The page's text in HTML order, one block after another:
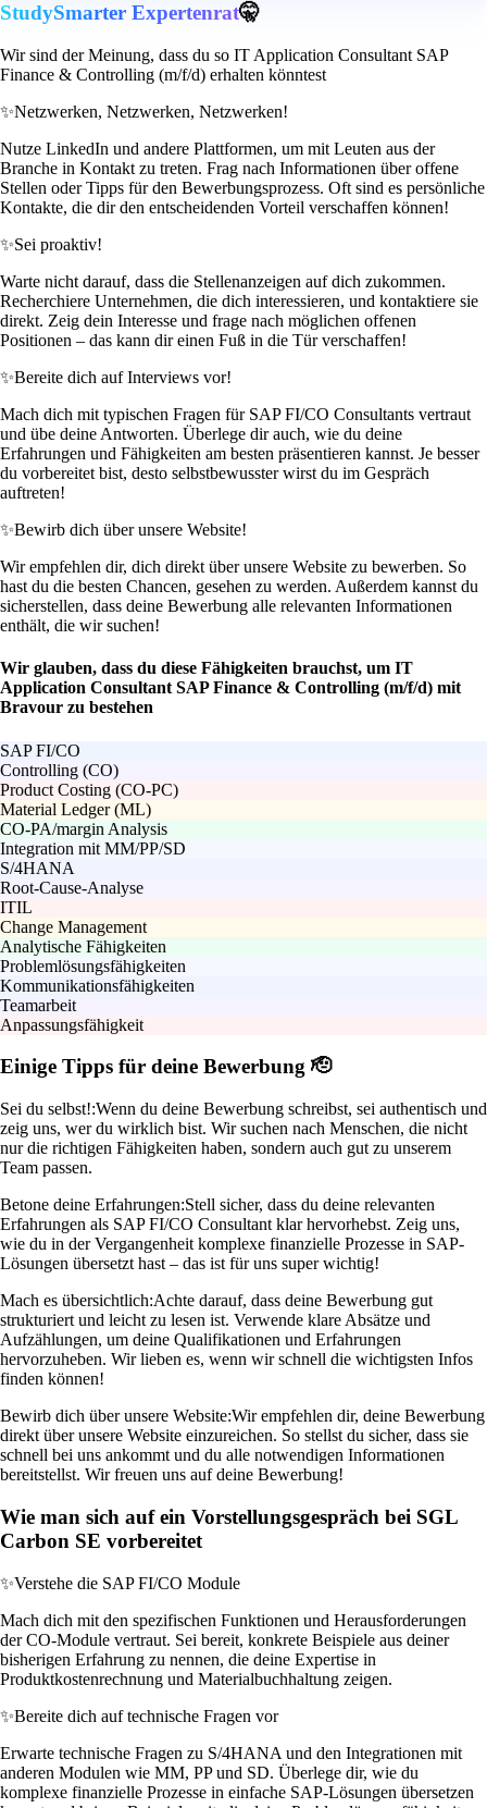
StudySmarter Expertenrat🤫
Wir sind der Meinung, dass du so IT Application Consultant SAP
Finance & Controlling (m/f/d) erhalten könntest
✨Netzwerken, Netzwerken, Netzwerken!
Nutze LinkedIn und andere Plattformen, um mit Leuten aus der
Branche in Kontakt zu treten. Frag nach Informationen über offene
Stellen oder Tipps für den Bewerbungsprozess. Oft sind es persönliche
Kontakte, die dir den entscheidenden Vorteil verschaffen können!
✨Sei proaktiv!
Warte nicht darauf, dass die Stellenanzeigen auf dich zukommen.
Recherchiere Unternehmen, die dich interessieren, und kontaktiere sie
direkt. Zeig dein Interesse und frage nach möglichen offenen
Positionen – das kann dir einen Fuß in die Tür verschaffen!
✨Bereite dich auf Interviews vor!
Mach dich mit typischen Fragen für SAP FI/CO Consultants vertraut
und übe deine Antworten. Überlege dir auch, wie du deine
Erfahrungen und Fähigkeiten am besten präsentieren kannst. Je besser
du vorbereitet bist, desto selbstbewusster wirst du im Gespräch
auftreten!
✨Bewirb dich über unsere Website!
Wir empfehlen dir, dich direkt über unsere Website zu bewerben. So
hast du die besten Chancen, gesehen zu werden. Außerdem kannst du
sicherstellen, dass deine Bewerbung alle relevanten Informationen
enthält, die wir suchen!
Wir glauben, dass du diese Fähigkeiten brauchst, um IT
Application Consultant SAP Finance & Controlling (m/f/d) mit
Bravour zu bestehen
SAP FI/CO
Controlling (CO)
Product Costing (CO-PC)
Material Ledger (ML)
CO-PA/margin Analysis
Integration mit MM/PP/SD
S/4HANA
Root-Cause-Analyse
ITIL
Change Management
Analytische Fähigkeiten
Problemlösungsfähigkeiten
Kommunikationsfähigkeiten
Teamarbeit
Anpassungsfähigkeit
Einige Tipps für deine Bewerbung 🫡
Sei du selbst!:Wenn du deine Bewerbung schreibst, sei authentisch und
zeig uns, wer du wirklich bist. Wir suchen nach Menschen, die nicht
nur die richtigen Fähigkeiten haben, sondern auch gut zu unserem
Team passen.
Betone deine Erfahrungen:Stell sicher, dass du deine relevanten
Erfahrungen als SAP FI/CO Consultant klar hervorhebst. Zeig uns,
wie du in der Vergangenheit komplexe finanzielle Prozesse in SAP-
Lösungen übersetzt hast – das ist für uns super wichtig!
Mach es übersichtlich:Achte darauf, dass deine Bewerbung gut
strukturiert und leicht zu lesen ist. Verwende klare Absätze und
Aufzählungen, um deine Qualifikationen und Erfahrungen
hervorzuheben. Wir lieben es, wenn wir schnell die wichtigsten Infos
finden können!
Bewirb dich über unsere Website:Wir empfehlen dir, deine Bewerbung
direkt über unsere Website einzureichen. So stellst du sicher, dass sie
schnell bei uns ankommt und du alle notwendigen Informationen
bereitstellst. Wir freuen uns auf deine Bewerbung!
Wie man sich auf ein Vorstellungsgespräch bei SGL
Carbon SE vorbereitet
✨Verstehe die SAP FI/CO Module
Mach dich mit den spezifischen Funktionen und Herausforderungen
der CO-Module vertraut. Sei bereit, konkrete Beispiele aus deiner
bisherigen Erfahrung zu nennen, die deine Expertise in
Produktkostenrechnung und Materialbuchhaltung zeigen.
✨Bereite dich auf technische Fragen vor
Erwarte technische Fragen zu S/4HANA und den Integrationen mit
anderen Modulen wie MM, PP und SD. Überlege dir, wie du
komplexe finanzielle Prozesse in einfache SAP-Lösungen übersetzen